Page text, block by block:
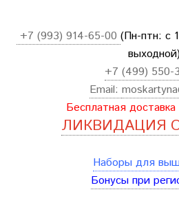
+7 (993) 914-65-00 (Пн-птн: с
выходной
+7 (499) 550-
Email:
Бесплатная
ЛИКВИДАЦИЯ
Наборы для
Бонусы при